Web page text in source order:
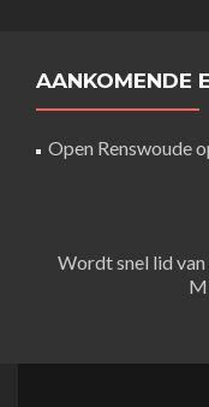
AANKOMENDE
Open Renswoude
Wordt snel lid